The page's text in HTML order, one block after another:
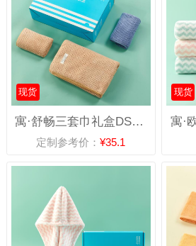
现货
寓·舒畅三套巾礼盒DSJ-2311
定制参考价：¥35.1
现货